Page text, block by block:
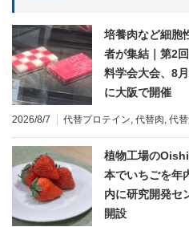
培養肉など細胞
者が集結｜第2
料学会大会、8
に大阪で開催
2026/8/7 代替プロテイン, 代替肉, 代
植物工場の
本でいちごを年
内に研究開発セ
開設